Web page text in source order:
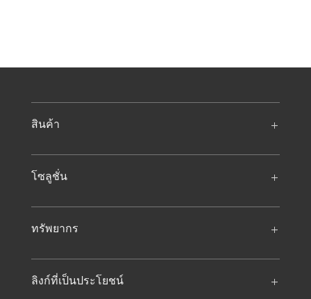
สินค้า
โซลูชั่น
ทรัพยากร
ลิงก์ที่เป็นประโยชน์